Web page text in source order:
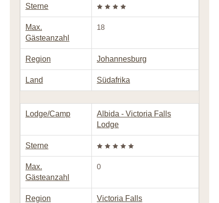
Sterne
Max.
Gästeanzahl
18
Region Johannesburg
Land Südafrika
Lodge/Camp
Albida - Victoria Falls
Lodge
Sterne
Max.
Gästeanzahl
0
Region Victoria Falls